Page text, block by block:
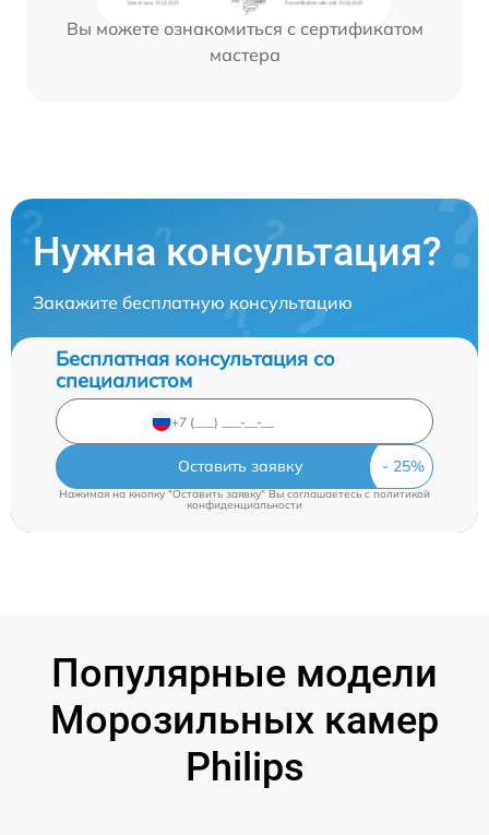
Вы можете ознакомиться с сертификатом
мастера
Нужна консультация?
Закажите бесплатную консультацию
Бесплатная консультация со
специалистом
Оставить заявку
Нажимая на кнопку "Оставить заявку" Вы соглашаетесь c политикой
конфиденциальности
Популярные модели
Морозильных камер
Philips